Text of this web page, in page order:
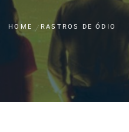
HOME RASTROS DE ÓDIO